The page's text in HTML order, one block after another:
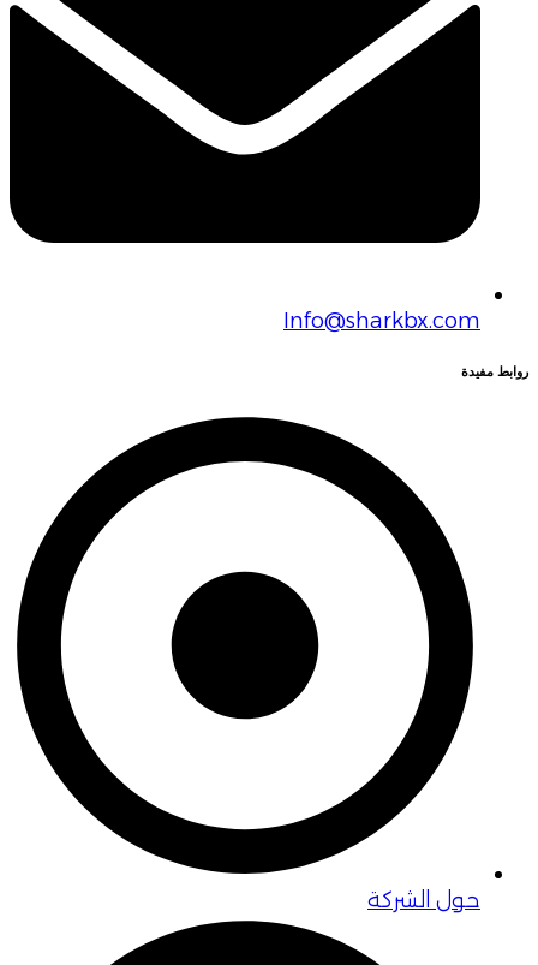
Info@sharkbx.com
روابط مفيدة
حول الشركة